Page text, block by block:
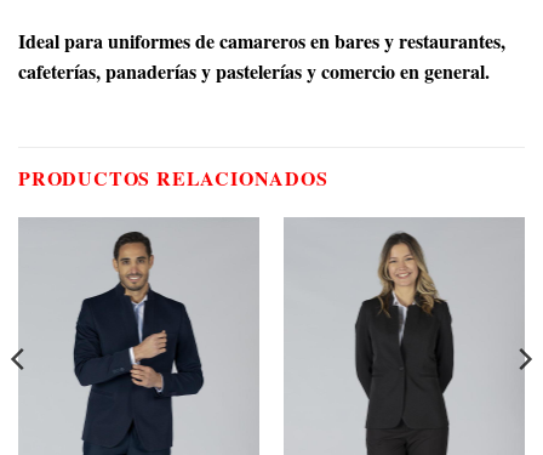
Ideal para uniformes de camareros en bares y restaurantes,
cafeterías, panaderías y pastelerías y comercio en general.
PRODUCTOS RELACIONADOS